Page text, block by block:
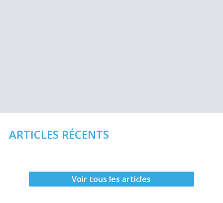
ARTICLES RÉCENTS
Voir tous les articles